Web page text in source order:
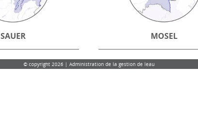
SAUER MOSEL
© copyright 2026 | Administration de la gestion de leau